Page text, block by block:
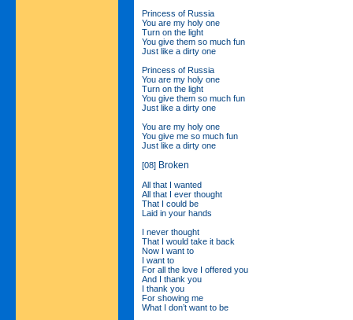
Princess of Russia
You are my holy one
Turn on the light
You give them so much fun
Just like a dirty one
Princess of Russia
You are my holy one
Turn on the light
You give them so much fun
Just like a dirty one
You are my holy one
You give me so much fun
Just like a dirty one
[08] Broken
All that I wanted
All that I ever thought
That I could be
Laid in your hands
I never thought
That I would take it back
Now I want to
I want to
For all the love I offered you
And I thank you
I thank you
For showing me
What I don’t want to be